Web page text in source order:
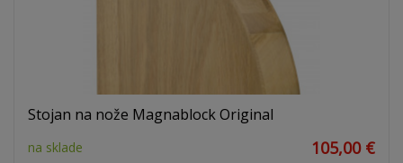
Stojan na nože Magnablock Original
na sklade 105,00 €